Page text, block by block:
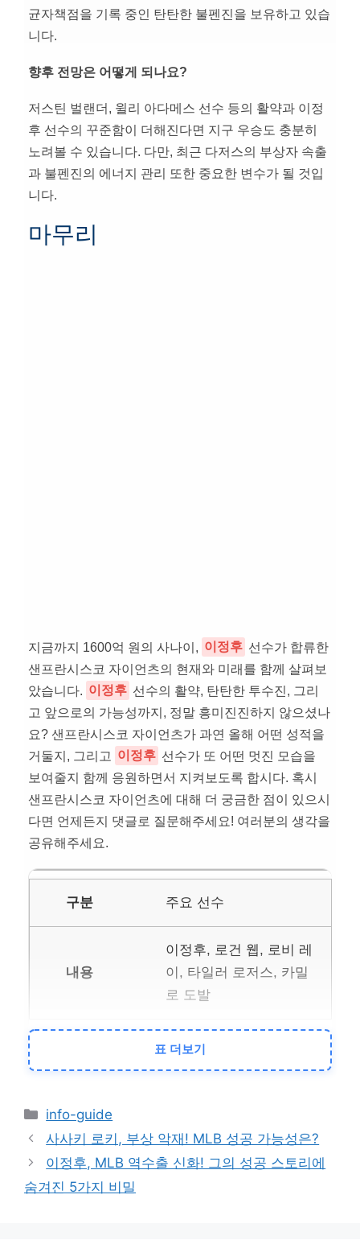
균자책점을 기록 중인 탄탄한 불펜진을 보유하고 있습
니다.
향후 전망은 어떻게 되나요?
저스틴 벌랜더, 윌리 아다메스 선수 등의 활약과 이정
후 선수의 꾸준함이 더해진다면 지구 우승도 충분히
노려볼 수 있습니다. 다만, 최근 다저스의 부상자 속출
과 불펜진의 에너지 관리 또한 중요한 변수가 될 것입
니다.
마무리
지금까지 1600억 원의 사나이, 이정후 선수가 합류한
샌프란시스코 자이언츠의 현재와 미래를 함께 살펴보
았습니다. 이정후 선수의 활약, 탄탄한 투수진, 그리
고 앞으로의 가능성까지, 정말 흥미진진하지 않으셨나
요? 샌프란시스코 자이언츠가 과연 올해 어떤 성적을
거둘지, 그리고 이정후 선수가 또 어떤 멋진 모습을
보여줄지 함께 응원하면서 지켜보도록 합시다. 혹시
샌프란시스코 자이언츠에 대해 더 궁금한 점이 있으시
다면 언제든지 댓글로 질문해주세요! 여러분의 생각을
공유해주세요.
주요 선수
이정후, 로건 웹, 로비 레
이, 타일러 로저스, 카밀
로 도발
팀 성적
준)
표 더보기
카
테
고
리
info-guide
사사키 로키, 부상 악재! MLB 성공 가능성은?
이정후, MLB 역수출 신화! 그의 성공 스토리에
숨겨진 5가지 비밀